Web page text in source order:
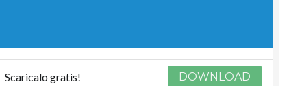
Scaricalo gratis! DOWNLOAD